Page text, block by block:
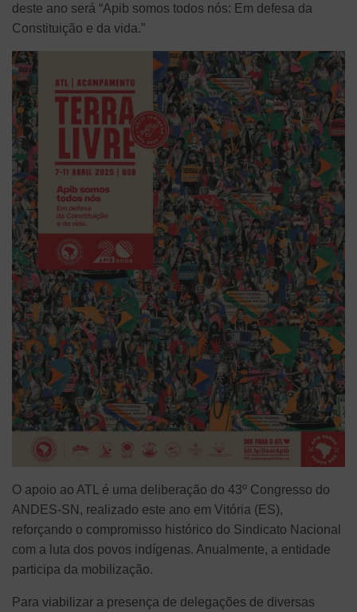
deste ano será “Apib somos todos nós: Em defesa da
Constituição e da vida.”
O apoio ao ATL é uma deliberação do 43º Congresso do
ANDES-SN, realizado este ano em Vitória (ES),
reforçando o compromisso histórico do Sindicato Nacional
com a luta dos povos indígenas. Anualmente, a entidade
participa da mobilização.
Para viabilizar a presença de delegações de diversas